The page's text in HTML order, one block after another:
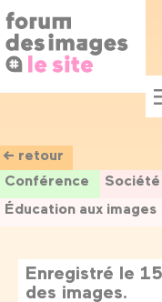
au
contenu
principal
← retour
Conférence
Société
Éducation aux images
Enregistré le
des images.